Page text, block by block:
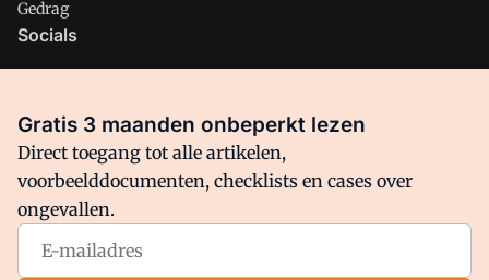
Gedrag
Socials
Facebook
Arbo is onderdeel van VMN media. Lees inons manifestwaar
VMN media voor staat. Op gebruik van deze site zijn de
Gratis 3 maanden onbeperkt lezen
Direct toegang tot alle artikelen,
voorbeelddocumenten, checklists en cases over
ongevallen.